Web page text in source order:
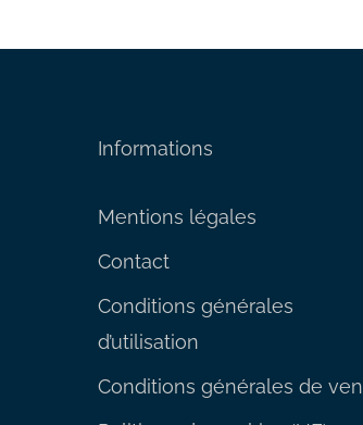
Informations
Mentions légales
Contact
Conditions générales
d’utilisation
Conditions générales de